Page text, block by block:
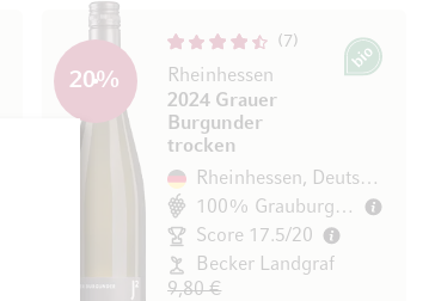
7
Rheinhessen
2024 Grauer
Burgunder
trocken
20%
Bio
Rheinhessen, Deutschland
100% Grauburgunder
Score 17.5/20
Becker Landgraf
9,80 €